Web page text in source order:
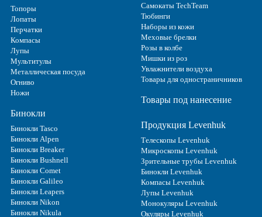
Топоры
Лопаты
Перчатки
Компасы
Лупы
Мультитулы
Металлическая посуда
Огниво
Ножи
Бинокли
Бинокли Tasco
Бинокли Alpen
Бинокли Breaker
Бинокли Bushnell
Бинокли Comet
Бинокли Galileo
Бинокли Leapers
Бинокли Nikon
Бинокли Nikula
Самокаты TechTeam
Тюбинги
Наборы из кожи
Меховые брелки
Розы в колбе
Мишки из роз
Увлажнители воздуха
Товары для одностраничников
Товары под нанесение
Продукция Levenhuk
Телескопы Levenhuk
Микроскопы Levenhuk
Зрительные трубы Levenhuk
Бинокли Levenhuk
Компасы Levenhuk
Лупы Levenhuk
Монокуляры Levenhuk
Окуляры Levenhuk